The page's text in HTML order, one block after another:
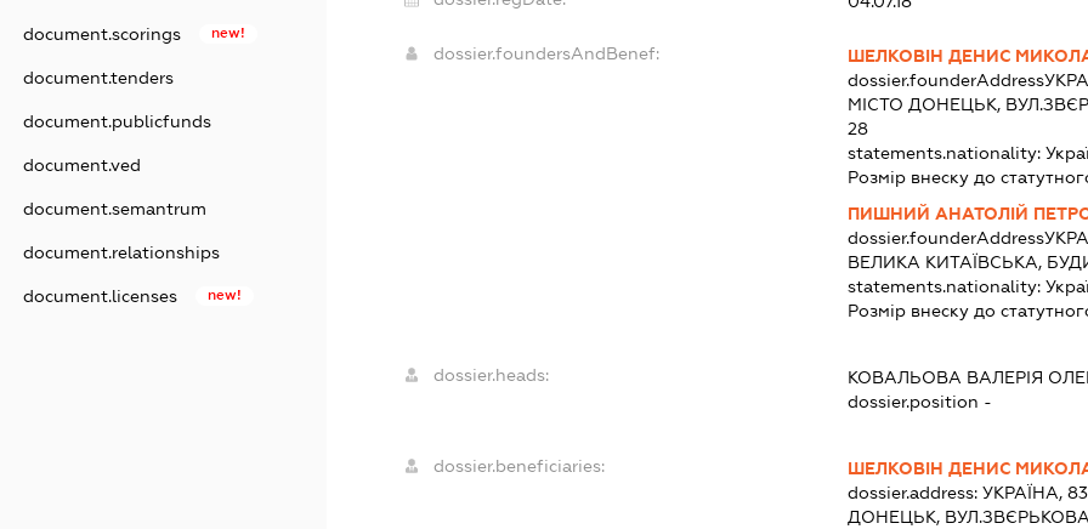
document.scorings new!
document.tenders
document.publicfunds
document.ved
document.semantrum
document.relationships
document.licenses new!
dossier.foundersAndBenef:
ШЕЛКОВІН ДЕНИС
dossier.founderAddress
МІСТО ДОНЕЦЬК,
28
statements.nationality:
Розмір внеску до
ПИШНИЙ АНАТОЛІЙ
dossier.founderAddress
ВЕЛИКА КИТАЇВСЬКА,
statements.nationality:
Розмір внеску до
dossier.heads: КОВАЛЬОВА ВАЛЕРІЯ
dossier.position -
dossier.beneficiaries:
ШЕЛКОВІН ДЕНИС
dossier.address:УКРАЇНА,
ДОНЕЦЬК,